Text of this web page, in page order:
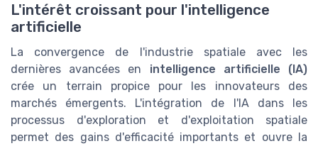
L'intérêt croissant pour l'intelligence
artificielle
La convergence de l'industrie spatiale avec les
dernières avancées en intelligence artificielle (IA)
crée un terrain propice pour les innovateurs des
marchés émergents. L'intégration de l'IA dans les
processus d'exploration et d'exploitation spatiale
permet des gains d'efficacité importants et ouvre la